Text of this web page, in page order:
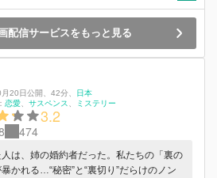
配信サービスをもっと見る
20日公開 42分
日本
恋愛 サスペンス ミステリー
3.2
474
は、姉の婚約者だった。私たちの「裏の
かれる…“秘密”と“裏切り”だらけのノン